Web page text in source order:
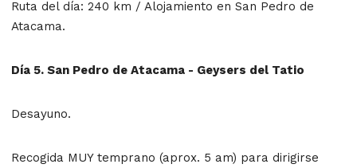
Ruta del día: 240 km / Alojamiento en San Pedro de
Atacama.
Día 5. San Pedro de Atacama - Geysers del Tatio
Desayuno.
Recogida MUY temprano (aprox. 5 am) para dirigirse